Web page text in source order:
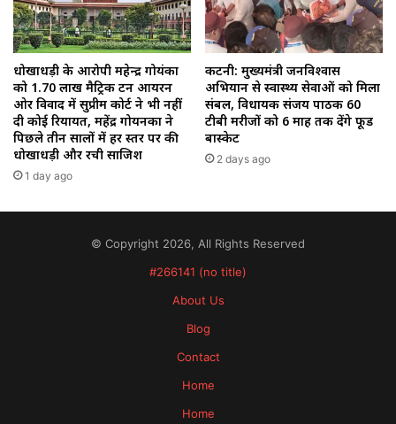
धोखाधड़ी के आरोपी महेन्द्र गोयंका
को 1.70 लाख मैट्रिक टन आयरन
ओर विवाद में सुप्रीम कोर्ट ने भी नहीं
दी कोई रियायत, महेंद्र गोयनका ने
पिछले तीन सालों में हर स्तर पर की
धोखाधड़ी और रची साजिश
1 day ago
कटनी: मुख्यमंत्री जनविश्वास
अभियान से स्वास्थ्य सेवाओं को मिला
संबल, विधायक संजय पाठक 60
टीबी मरीजों को 6 माह तक देंगे फूड
बास्केट
2 days ago
© Copyright 2026, All Rights Reserved
#266141 (no title)
About Us
Blog
Contact
Home
Home